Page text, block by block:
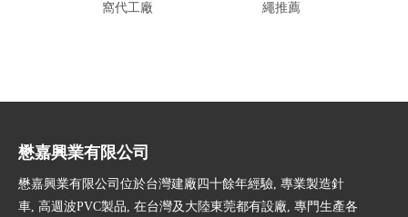
窩代工廠
繩推薦
懋嘉興業有限公司
懋嘉興業有限公司位於台灣建廠四十餘年經驗, 專業製造針
車, 高週波PVC製品, 在台灣及大陸東莞都有設廠, 專門生產各